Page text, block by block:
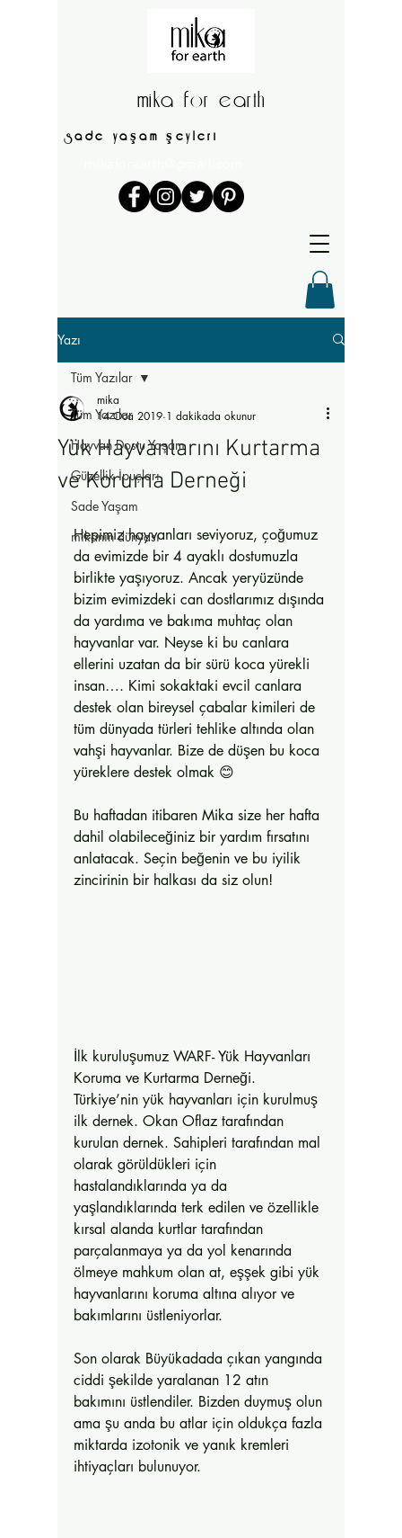
mika for earth
sade yaşam şeyleri
Yazı
Tüm Yazılar
Hayvan Dostu Yaşam
Güzellik İpuçları
Sade Yaşam
mikanın dünyası
Tüm Yazılar
Yük Hayvanlarını Kurtarma
ve Koruma Derneği
mika
14 Oca 2019 1 dakikada okunur
Hepimiz hayvanları seviyoruz, çoğumuz
da evimizde bir 4 ayaklı dostumuzla
birlikte yaşıyoruz. Ancak yeryüzünde
bizim evimizdeki can dostlarımız dışında
da yardıma ve bakıma muhtaç olan
hayvanlar var. Neyse ki bu canlara
ellerini uzatan da bir sürü koca yürekli
insan…. Kimi sokaktaki evcil canlara
destek olan bireysel çabalar kimileri de
tüm dünyada türleri tehlike altında olan
vahşi hayvanlar. Bize de düşen bu koca
yüreklere destek olmak 😊
Bu haftadan itibaren Mika size her hafta
dahil olabileceğiniz bir yardım fırsatını
anlatacak. Seçin beğenin ve bu iyilik
zincirinin bir halkası da siz olun!
İlk kuruluşumuz WARF- Yük Hayvanları
Koruma ve Kurtarma Derneği.
Türkiye’nin yük hayvanları için kurulmuş
ilk dernek. Okan Oflaz tarafından
kurulan dernek. Sahipleri tarafından mal
olarak görüldükleri için
hastalandıklarında ya da
yaşlandıklarında terk edilen ve özellikle
kırsal alanda kurtlar tarafından
parçalanmaya ya da yol kenarında
ölmeye mahkum olan at, eşşek gibi yük
hayvanlarını koruma altına alıyor ve
bakımlarını üstleniyorlar.
Son olarak Büyükadada çıkan yangında
ciddi şekilde yaralanan 12 atın
bakımını üstlendiler. Bizden duymuş olun
ama şu anda bu atlar için oldukça fazla
miktarda izotonik ve yanık kremleri
ihtiyaçları bulunuyor.